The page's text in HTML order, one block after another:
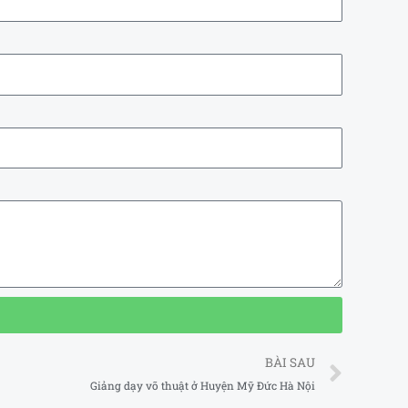
BÀI SAU
Giảng dạy võ thuật ở Huyện Mỹ Đức Hà Nội